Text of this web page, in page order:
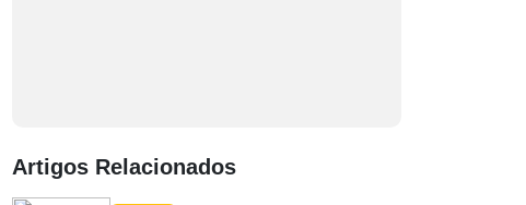
Artigos Relacionados